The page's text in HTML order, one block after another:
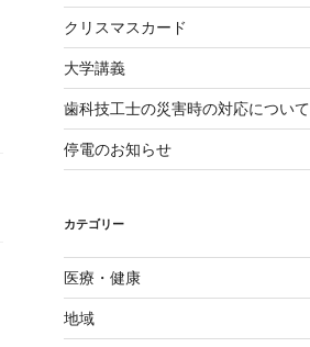
クリスマスカード
大学講義
歯科技工士の災害時の対応について
停電のお知らせ
カテゴリー
医療・健康
地域